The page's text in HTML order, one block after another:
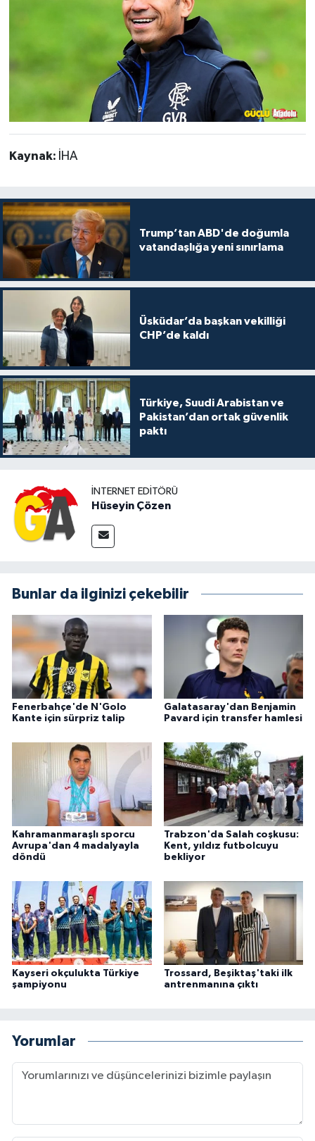
Kaynak: İHA
Trump’tan ABD'de doğumla
vatandaşlığa yeni sınırlama
Üsküdar’da başkan vekilliği
CHP’de kaldı
Türkiye, Suudi Arabistan ve
Pakistan’dan ortak güvenlik
paktı
İNTERNET EDITÖRÜ
Hüseyin Çözen
Bunlar da ilginizi çekebilir
Fenerbahçe'de N'Golo
Kante için sürpriz talip
Galatasaray'dan Benjamin
Pavard için transfer hamlesi
Kahramanmaraşlı sporcu
Avrupa'dan 4 madalyayla
döndü
Trabzon'da Salah coşkusu:
Kent, yıldız futbolcuyu
bekliyor
Kayseri okçulukta Türkiye
şampiyonu
Trossard, Beşiktaş'taki ilk
antrenmanına çıktı
Yorumlar